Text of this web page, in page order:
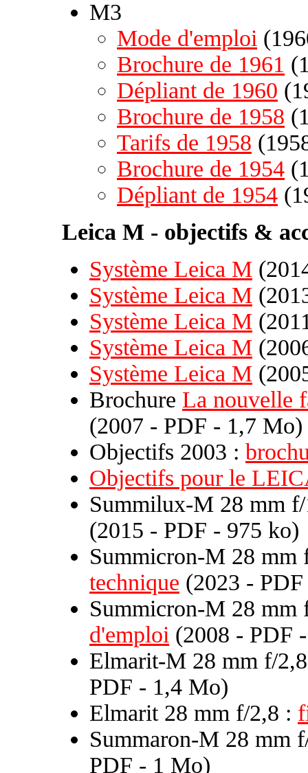
M3
Mode d'emploi
Brochure de 1961
Dépliant de 1960
Brochure de 1958
Tarifs de 1958
Brochure de 1954
Dépliant de 1954
Leica M - objectifs &
Système Leica M
Système Leica M
Système Leica M
Système Leica M
Système Leica M
Brochure La nouvelle
(2007 - PDF - 1,7 Mo)
Objectifs 2003 :
Objectifs pour le
Summilux-M 28 mm
(2015 - PDF - 975 ko)
Summicron-M 28
technique (2023 -
Summicron-M 28
d'emploi (2008 - PDF
Elmarit-M 28 mm f/
PDF - 1,4 Mo)
Elmarit 28 mm f/2,8 :
Summaron-M 28 mm
PDF - 1 Mo)